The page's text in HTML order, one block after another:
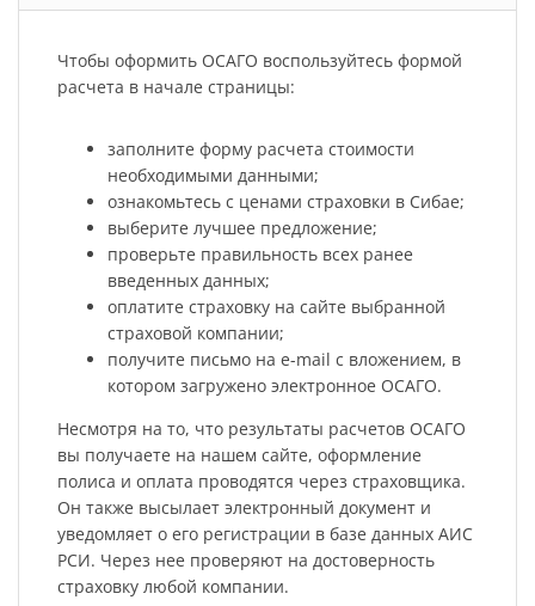
Чтобы оформить ОСАГО воспользуйтесь формой
расчета в начале страницы:
заполните форму расчета стоимости
необходимыми данными;
ознакомьтесь с ценами страховки в Сибае;
выберите лучшее предложение;
проверьте правильность всех ранее
введенных данных;
оплатите страховку на сайте выбранной
страховой компании;
получите письмо на e-mail с вложением, в
котором загружено электронное ОСАГО.
Несмотря на то, что результаты расчетов ОСАГО
вы получаете на нашем сайте, оформление
полиса и оплата проводятся через страховщика.
Он также высылает электронный документ и
уведомляет о его регистрации в базе данных АИС
РСИ. Через нее проверяют на достоверность
страховку любой компании.